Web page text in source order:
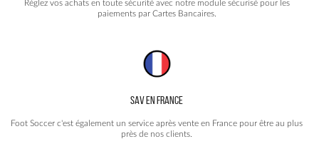
Réglez vos achats en toute sécurité avec notre module sécurisé pour les
paiements par Cartes Bancaires.
SAV EN FRANCE
Foot Soccer c'est également un service après vente en France pour être au plus
près de nos clients.